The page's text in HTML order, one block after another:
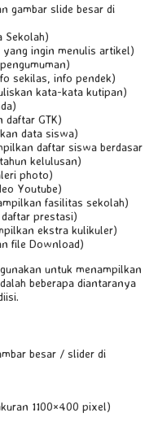
gambar slide besar di
Sekolah)
yang ingin menulis artikel)
sekilas, info pendek)
kata-kata kutipan)
daftar GTK)
data siswa)
daftar siswa berdasar
kelulusan)
photo)
Youtube)
fasilitas sekolah)
prestasi)
ekstra kulikuler)
file Download)
untuk menampilkan
beberapa diantaranya
besar / slider di
1100×400 pixel)